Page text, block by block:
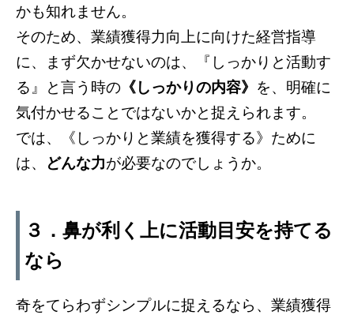
かも知れません。
そのため、業績獲得力向上に向けた経営指導
に、まず欠かせないのは、『しっかりと活動す
る』と言う時の 《しっかりの内容》 を、明確に
気付かせることではないかと捉えられます。
では、《しっかりと業績を獲得する》ために
は、
どんな力が必要なのでしょうか。
３．鼻が利く上に活動目安を持てる
なら
奇をてらわずシンプルに捉えるなら、業績獲得